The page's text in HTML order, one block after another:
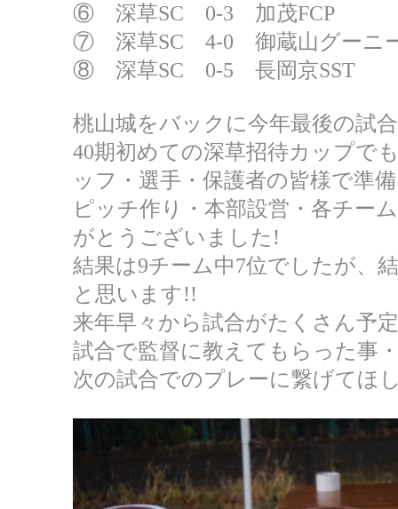
⑥ 深草SC 0-3 加茂FCP
⑦ 深草SC 4-0 御蔵山グーニ
⑧ 深草SC 0-5 長岡京SST
桃山城をバックに今年最後の試
40期初めての深草招待カップで
ッフ・選手・保護者の皆様で準
ピッチ作り・本部設営・各チー
がとうございました!
結果は9チーム中7位でしたが、
と思います!!
来年早々から試合がたくさん予
試合で監督に教えてもらった事
次の試合でのプレーに繋げてほ